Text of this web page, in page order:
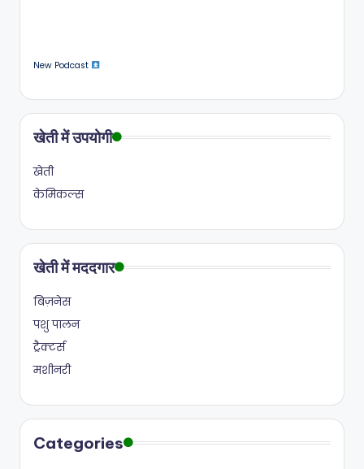
New Podcast
खेती में उपयोगी
खेती
केमिकल्स
खेती में मददगार
बिज़नेस
पशु पालन
ट्रैक्टर्स
मशीनरी
Categories